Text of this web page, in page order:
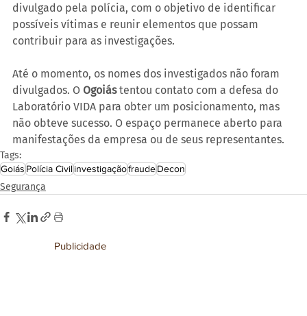
divulgado pela polícia, com o objetivo de identificar
possíveis vítimas e reunir elementos que possam
contribuir para as investigações.
Até o momento, os nomes dos investigados não foram
divulgados. O Ogoiás tentou contato com a defesa do
Laboratório VIDA para obter um posicionamento, mas
não obteve sucesso. O espaço permanece aberto para
manifestações da empresa ou de seus representantes.
Tags:
Goiás Polícia Civil investigaçãofraudeDecon
Segurança
Publicidade